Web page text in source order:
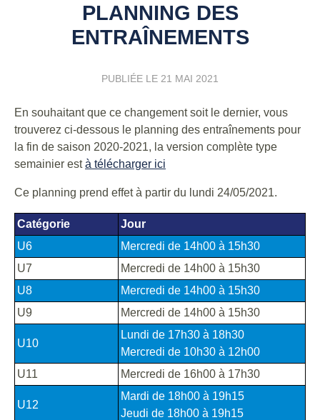
PLANNING DES
ENTRAÎNEMENTS
PUBLIÉE LE 21 MAI 2021
En souhaitant que ce changement soit le dernier, vous
trouverez ci-dessous le planning des entraînements pour
la fin de saison 2020-2021, la version complète type
semainier està télécharger ici
Ce planning prend effet à partir du lundi 24/05/2021.
Catégorie
Jour
U6
Mercredi de 14h00 à 15h30
U7
Mercredi de 14h00 à 15h30
U8
Mercredi de 14h00 à 15h30
U9
Mercredi de 14h00 à 15h30
U10
Lundi de 17h30 à 18h30
Mercredi de 10h30 à 12h00
U11
Mercredi de 16h00 à 17h30
U12
Mardi de 18h00 à 19h15
Jeudi de 18h00 à 19h15